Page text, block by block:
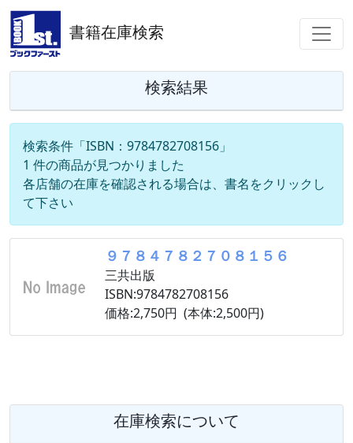
書籍在庫検索
検索結果
検索条件「ISBN：9784782708156」
1 件の商品が見つかりました
各店舗の在庫を確認される場合は、書名をクリックし
て下さい
９７８４７８２７０８１５６
三共出版
ISBN:9784782708156
価格:2,750円 (本体:2,500円)
在庫検索について